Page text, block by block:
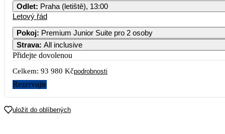
Odlet: Praha (letiště), 13:00
Letový řád
Pokoj: Premium Junior Suite pro 2 osoby
Strava: All inclusive
Přidejte dovolenou
Celkem: 93 980 Kčpodrobnosti
Rezervujte
uložit do oblíbených